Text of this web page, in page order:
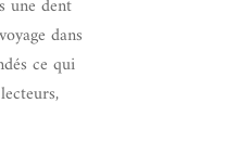
une dent
dans
ce qui